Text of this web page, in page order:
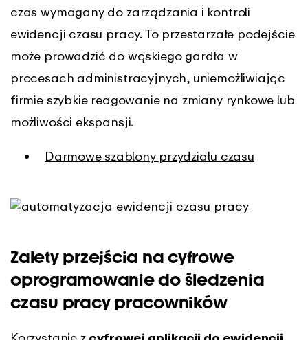
czas wymagany do zarządzania i kontroli
ewidencji czasu pracy. To przestarzałe podejście
może prowadzić do wąskiego gardła w
procesach administracyjnych, uniemożliwiając
firmie szybkie reagowanie na zmiany rynkowe lub
możliwości ekspansji.
Darmowe szablony przydziału czasu
Zalety przejścia na cyfrowe
oprogramowanie do śledzenia
czasu pracy pracowników